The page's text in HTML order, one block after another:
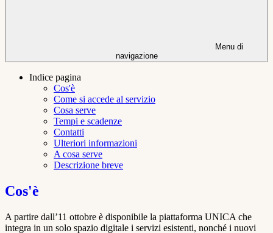
Menu di
navigazione
Indice pagina
Cos'è
Come si accede al servizio
Cosa serve
Tempi e scadenze
Contatti
Ulteriori informazioni
A cosa serve
Descrizione breve
Cos'è
A partire dall’11 ottobre è disponibile la piattaforma UNICA che
integra in un solo spazio digitale i servizi esistenti, nonché i nuovi